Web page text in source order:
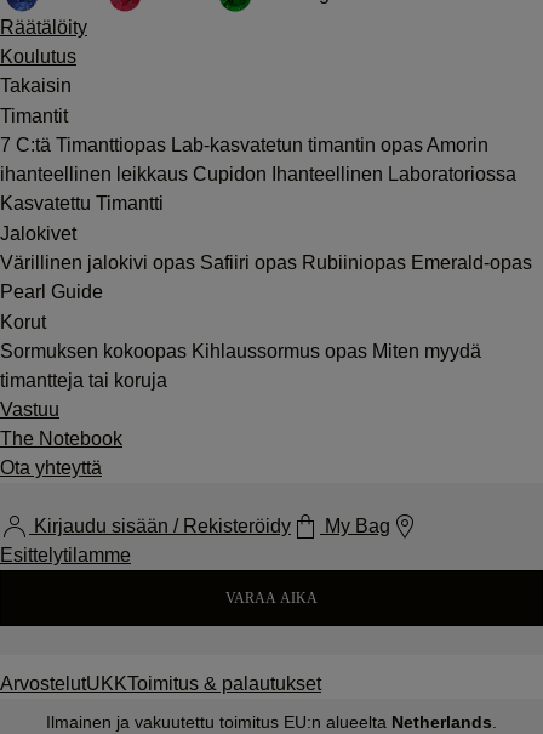
Räätälöity
Koulutus
Takaisin
Timantit
7 C:tä Timanttiopas Lab-kasvatetun timantin opasAmorin
ihanteellinen leikkaus Cupidon Ihanteellinen Laboratoriossa
Kasvatettu Timantti
Jalokivet
Värillinen jalokivi opas Safiiri opas Rubiiniopas Emerald-opas
Pearl Guide
Korut
Sormuksen kokoopas Kihlaussormus opas Miten myydä
timantteja tai koruja
Vastuu
The Notebook
Ota yhteyttä
Kirjaudu sisään / Rekisteröidy
My Bag
Esittelytilamme
VARAA AIKA
ArvostelutUKKToimitus & palautukset
Ilmainen ja vakuutettu toimitus EU:n alueelta Netherlands.